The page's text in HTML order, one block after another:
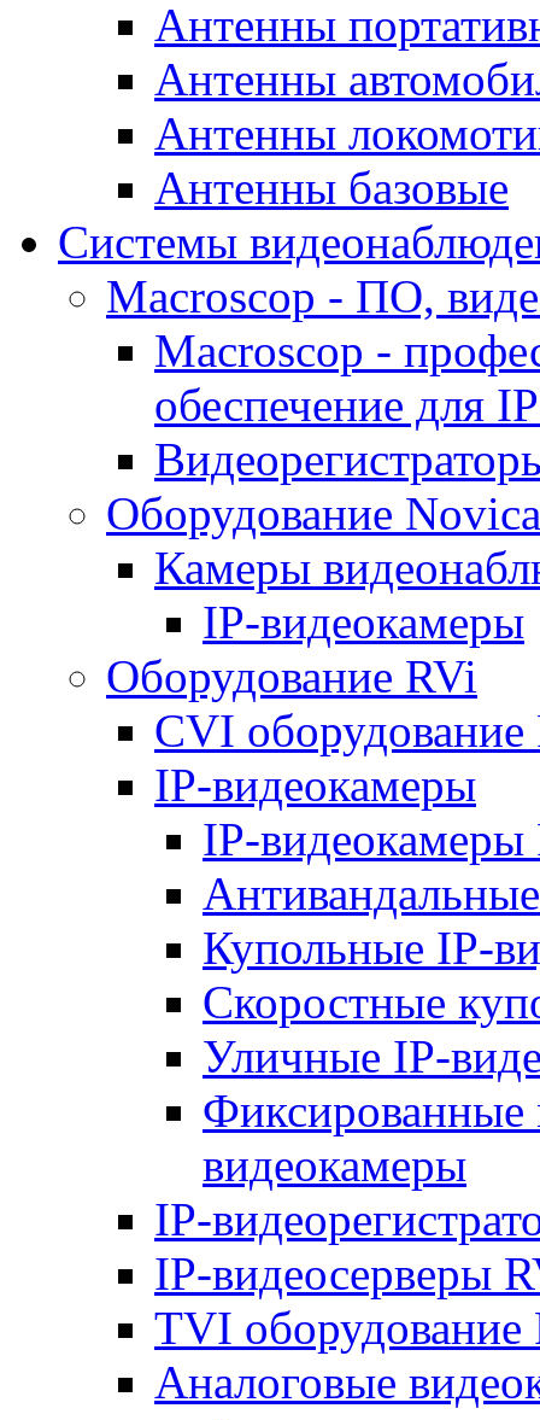
Антенны
Антенны
Антенны
Антенны базовые
Системы
Macroscop - ПО,
Macroscop -
обеспечение для
Оборудование
Камеры
IP-видеокамеры
Оборудование RVi
CVI оборудование
IP-видеокамеры
IP-видеокамеры
Купольные IP-
Скоростные
Уличные IP-
Фиксированные
видеокамеры
IP-
IP-видеосерверы
TVI оборудование
Аналоговые